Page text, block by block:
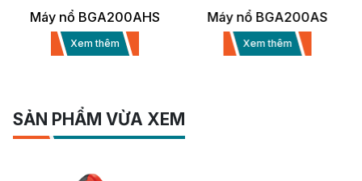
Máy nổ BGA200AHS
Xem thêm
Máy nổ BGA200AS
Xem thêm
SẢN PHẨM VỪA XEM